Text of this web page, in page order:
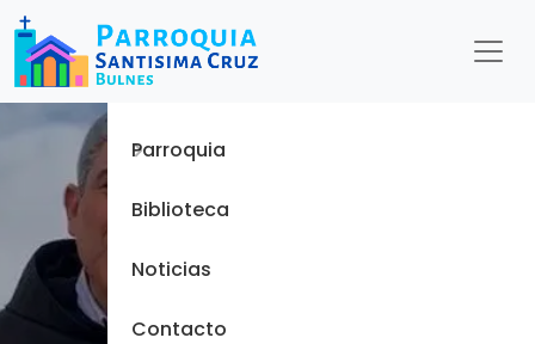
Menu
Inicio
Parroquia
Biblioteca
Noticias
Contacto